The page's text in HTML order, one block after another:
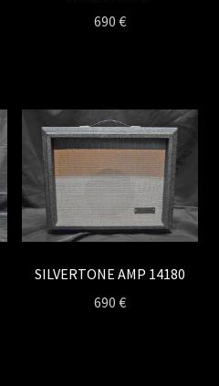
690€
SILVERTONE AMP 14180
690€